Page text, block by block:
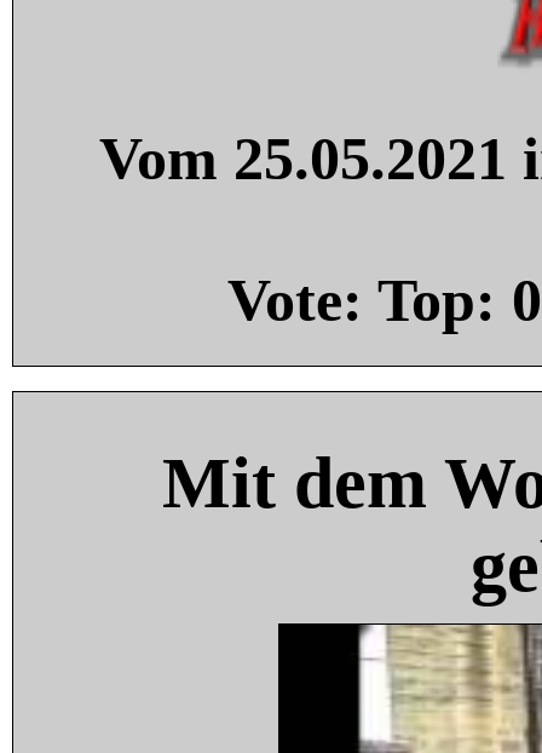
Vom
Vote: Top: 0
Mit dem